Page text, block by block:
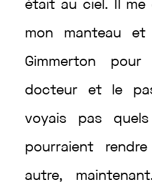
était au ciel . me
mon manteau et
Gimmerton pour
docteur et le
voyais pas
pourraient rendre
autre, maintenant